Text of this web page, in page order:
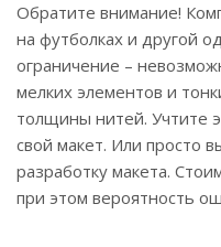
Обратите внимание!
на футболках и другой
ограничение –
мелких элементов и
толщины нитей. Учтите
свой макет. Или просто
разработку макета.
при этом вероятность